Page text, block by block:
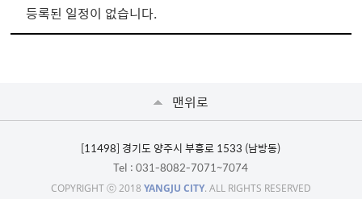
등록된 일정이 없습니다.
맨위로
[11498] 경기도 양주시 부흥로 1533 (남방동)
Tel : 031-8082-7071~7074
COPYRIGHT ⓒ 2018 YANGJU CITY. ALL RIGHTS RESERVED